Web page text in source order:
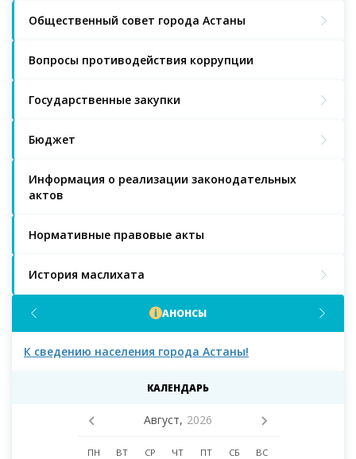
Общественный совет города Астаны
Вопросы противодействия коррупции
Государственные закупки
Бюджет
Информация о реализации законодательных
актов
Нормативные правовые акты
История маслихата
АНОНСЫ
К сведению населения города Астаны!
КАЛЕНДАРЬ
Август, 2026
ПН ВТ СР ЧТ ПТ СБ ВС